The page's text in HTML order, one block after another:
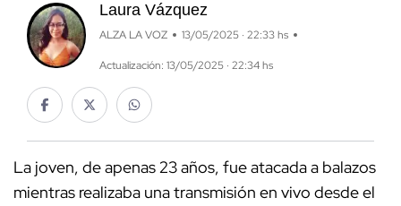
Laura Vázquez
ALZA LA VOZ 13/05/2025 · 22:33 hs
Actualización: 13/05/2025 · 22:34 hs
La joven, de apenas 23 años, fue atacada a balazos
mientras realizaba una transmisión en vivo desde el